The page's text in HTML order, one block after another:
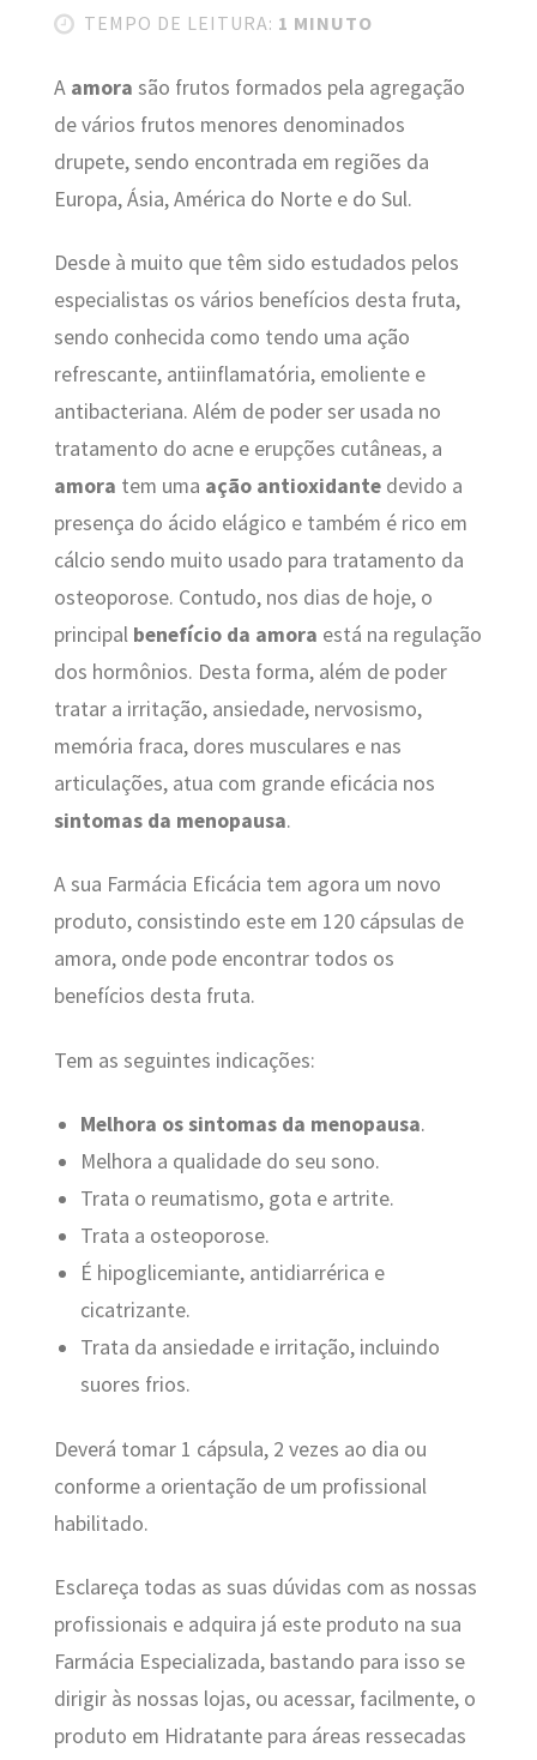
TEMPO DE LEITURA: 1 MINUTO
A amora são frutos formados pela agregação
de vários frutos menores denominados
drupete, sendo encontrada em regiões da
Europa, Ásia, América do Norte e do Sul.
Desde à muito que têm sido estudados pelos
especialistas os vários benefícios desta fruta,
sendo conhecida como tendo uma ação
refrescante, antiinflamatória, emoliente e
antibacteriana. Além de poder ser usada no
tratamento do acne e erupções cutâneas, a
amora tem uma ação antioxidantedevido a
presença do ácido elágico e também é rico em
cálcio sendo muito usado para tratamento da
osteoporose. Contudo, nos dias de hoje, o
principal benefício da amora está na regulação
dos hormônios. Desta forma, além de poder
tratar a irritação, ansiedade, nervosismo,
memória fraca, dores musculares e nas
articulações, atua com grande eficácia nos
sintomas da menopausa.
A sua Farmácia Eficácia tem agora um novo
produto, consistindo este em 120 cápsulas de
amora, onde pode encontrar todos os
benefícios desta fruta.
Tem as seguintes indicações:
Melhora os sintomas da menopausa.
Melhora a qualidade do seu sono.
Trata o reumatismo, gota e artrite.
Trata a osteoporose.
É hipoglicemiante, antidiarrérica e
cicatrizante.
Trata da ansiedade e irritação, incluindo
suores frios.
Deverá tomar 1 cápsula, 2 vezes ao dia ou
conforme a orientação de um profissional
habilitado.
Esclareça todas as suas dúvidas com as nossas
profissionais e adquira já este produto na sua
Farmácia Especializada, bastando para isso se
dirigir às nossas lojas, ou acessar, facilmente, o
produto em Hidratante para áreas ressecadas